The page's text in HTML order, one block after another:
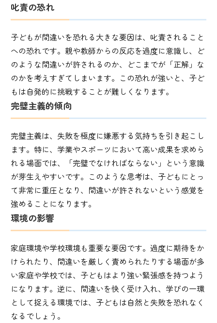
叱責の恐れ
子どもが間違いを恐れる大きな要因は、叱責されること
への恐れです。親や教師からの反応を過度に意識し、ど
のような間違いが許されるのか、どこまでが「正解」な
のかを考えすぎてしまいます。この恐れが強いと、子ど
もは自発的に挑戦することが難しくなります。
完璧主義的傾向
完璧主義は、失敗を極度に嫌悪する気持ちを引き起こし
ます。特に、学業やスポーツにおいて高い成果を求めら
れる場面では、「完璧でなければならない」という意識
が芽生えやすいです。このような思考は、子どもにとっ
て非常に重圧となり、間違いが許されないという感覚を
強めることになります。
環境の影響
家庭環境や学校環境も重要な要因です。過度に期待をか
けられたり、間違いを厳しく責められたりする場面が多
い家庭や学校では、子どもはより強い緊張感を持つよう
になります。逆に、間違いを快く受け入れ、学びの一環
として捉える環境では、子どもは自然と失敗を恐れなく
なるでしょう。